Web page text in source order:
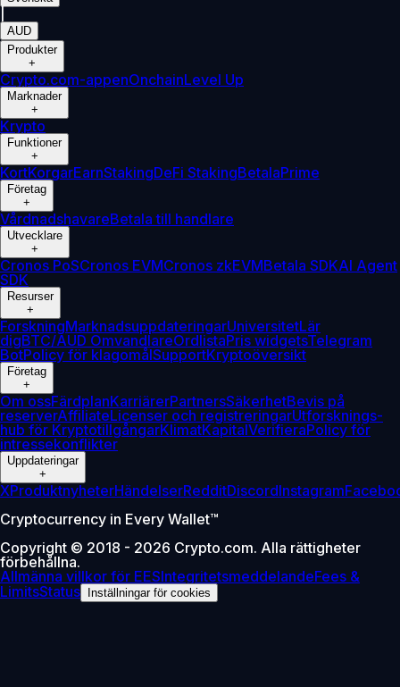
AUD
Produkter
+
Crypto.com-appenOnchainLevel Up
Marknader
+
Krypto
Funktioner
+
KortKorgarEarnStakingDeFi StakingBetalaPrime
Företag
+
VårdnadshavareBetala till handlare
Utvecklare
+
Cronos PoSCronos EVMCronos zkEVMBetala SDKAI Agent
SDK
Resurser
+
ForskningMarknadsuppdateringarUniversitetLär
digBTC/AUD OmvandlareOrdlistaPris widgetsTelegram
BotPolicy för klagomålSupportKryptoöversikt
Företag
+
Om ossFärdplanKarriärerPartnersSäkerhetBevis på
reserverAffiliateLicenser och registreringarUtforsknings-
hub för KryptotillgångarKlimatKapitalVerifieraPolicy för
intressekonflikter
Uppdateringar
+
XProduktnyheterHändelserRedditDiscordInstagram
Cryptocurrency in Every Wallet™
Copyright © 2018 - 2026 Crypto.com. Alla rättigheter
förbehållna.
Allmänna villkor för EESIntegritetsmeddelandeFees &
LimitsStatus Inställningar för cookies